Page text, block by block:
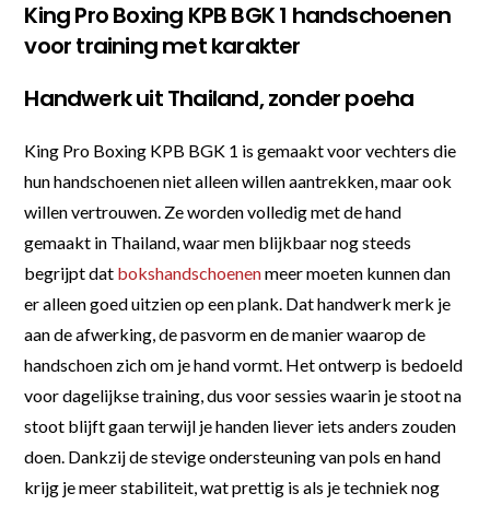
King Pro Boxing KPB BGK 1 handschoenen
voor training met karakter
Handwerk uit Thailand, zonder poeha
King Pro Boxing KPB BGK 1 is gemaakt voor vechters die
hun handschoenen niet alleen willen aantrekken, maar ook
willen vertrouwen. Ze worden volledig met de hand
gemaakt in Thailand, waar men blijkbaar nog steeds
begrijpt dat bokshandschoenenmeer moeten kunnen dan
er alleen goed uitzien op een plank. Dat handwerk merk je
aan de afwerking, de pasvorm en de manier waarop de
handschoen zich om je hand vormt. Het ontwerp is bedoeld
voor dagelijkse training, dus voor sessies waarin je stoot na
stoot blijft gaan terwijl je handen liever iets anders zouden
doen. Dankzij de stevige ondersteuning van pols en hand
krijg je meer stabiliteit, wat prettig is als je techniek nog